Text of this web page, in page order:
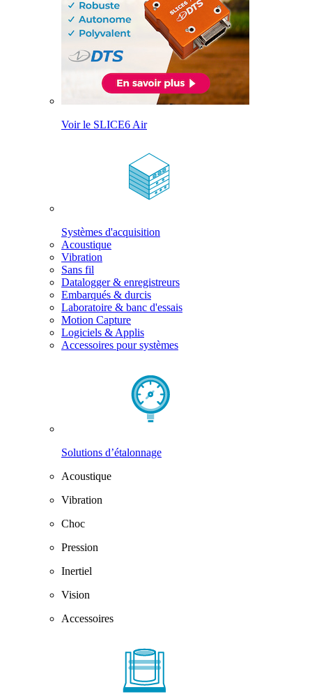
Voir le SLICE6 Air
Systèmes d'acquisition
Acoustique
Vibration
Sans fil
Datalogger & enregistreurs
Embarqués & durcis
Laboratoire & banc d'essais
Motion Capture
Logiciels & Applis
Accessoires pour systèmes
Solutions d’étalonnage
Acoustique
Vibration
Choc
Pression
Inertiel
Vision
Accessoires